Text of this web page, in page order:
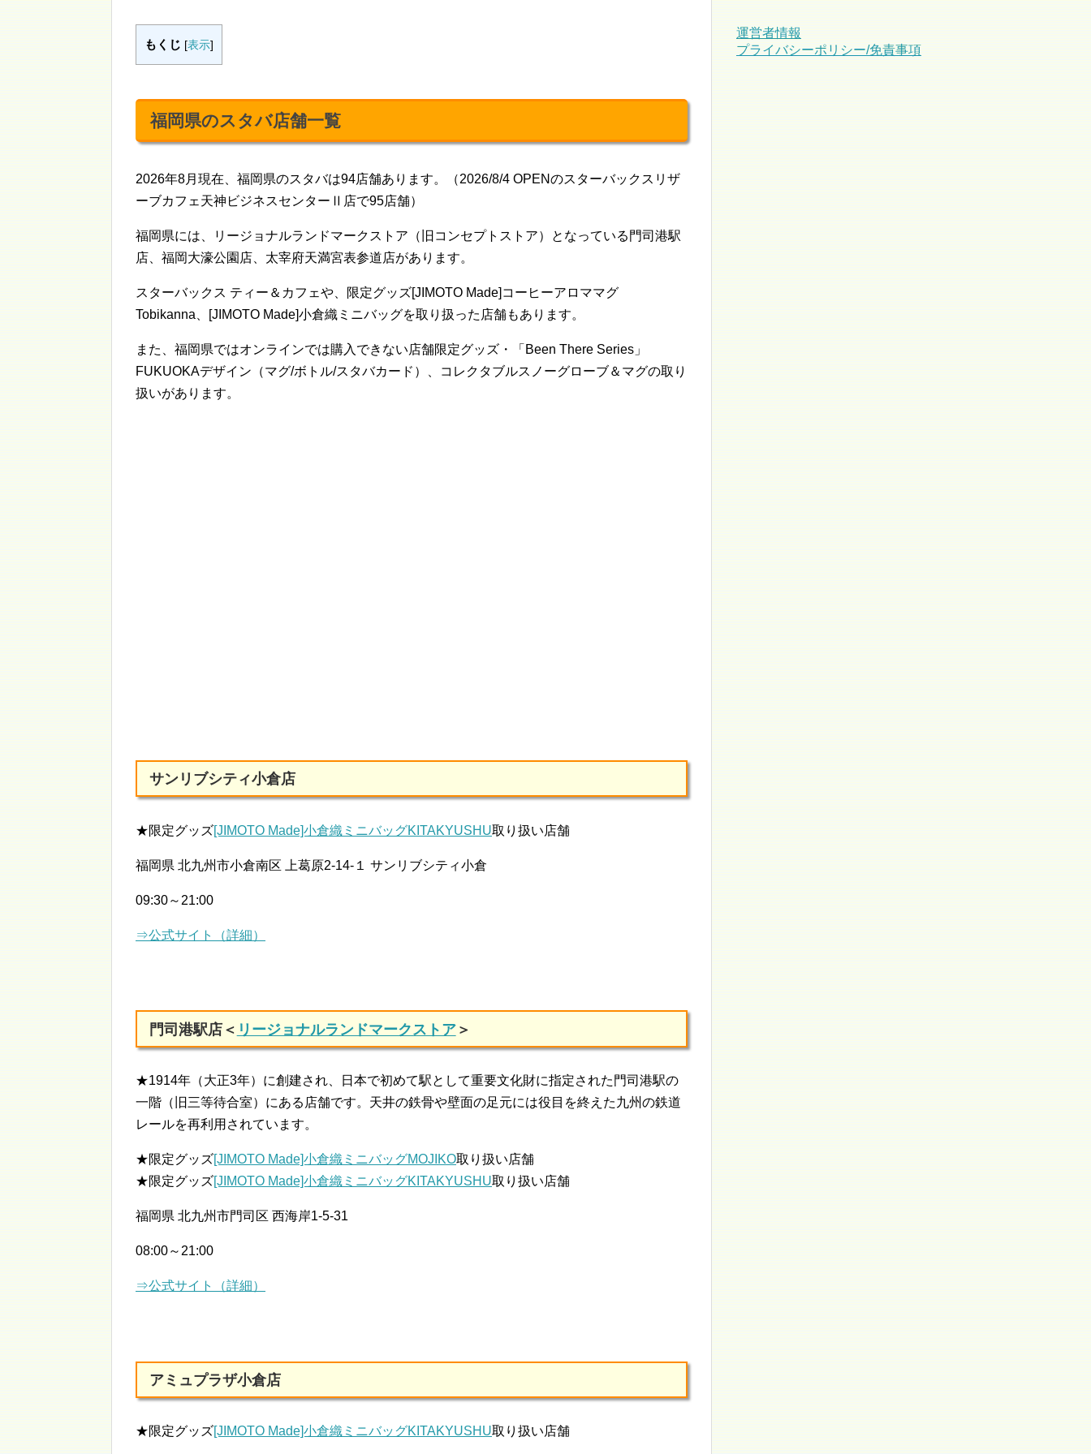
もくじ [表示]
福岡県のスタバ店舗一覧
2026年8月現在、福岡県のスタバは94店舗あります。（2026/8/4 OPENのスターバックスリザ
ーブカフェ天神ビジネスセンターⅡ店で95店舗）
福岡県には、リージョナルランドマークストア（旧コンセプトストア）となっている門司港駅
店、福岡大濠公園店、太宰府天満宮表参道店があります。
スターバックス ティー＆カフェや、限定グッズ[JIMOTO Made]コーヒーアロママグ
Tobikanna、[JIMOTO Made]小倉織ミニバッグを取り扱った店舗もあります。
また、福岡県ではオンラインでは購入できない店舗限定グッズ・「Been There Series」
FUKUOKAデザイン（マグ/ボトル/スタバカード）、コレクタブルスノーグローブ＆マグの取り
扱いがあります。
サンリブシティ小倉店
★限定グッズ[JIMOTO Made]小倉織ミニバッグKITAKYUSHU取り扱い店舗
福岡県 北九州市小倉南区 上葛原2-14-１ サンリブシティ小倉
09:30～21:00
⇒公式サイト（詳細）
門司港駅店＜ リージョナルランドマークストア＞
★1914年（大正3年）に創建され、日本で初めて駅として重要文化財に指定された門司港駅の
一階（旧三等待合室）にある店舗です。天井の鉄骨や壁面の足元には役目を終えた九州の鉄道
レールを再利用されています。
★限定グッズ[JIMOTO Made]小倉織ミニバッグMOJIKO取り扱い店舗
★限定グッズ[JIMOTO Made]小倉織ミニバッグKITAKYUSHU取り扱い店舗
福岡県 北九州市門司区 西海岸1-5-31
08:00～21:00
⇒公式サイト（詳細）
アミュプラザ小倉店
★限定グッズ[JIMOTO Made]小倉織ミニバッグKITAKYUSHU取り扱い店舗
運営者情報
プライバシーポリシー/免責事項